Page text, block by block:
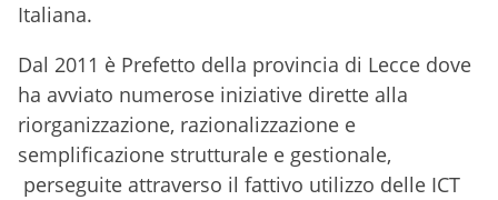
Italiana.
Dal 2011 è Prefetto della provincia di Lecce dove
ha avviato numerose iniziative dirette alla
riorganizzazione, razionalizzazione e
semplificazione strutturale e gestionale,
perseguite attraverso il fattivo utilizzo delle ICT